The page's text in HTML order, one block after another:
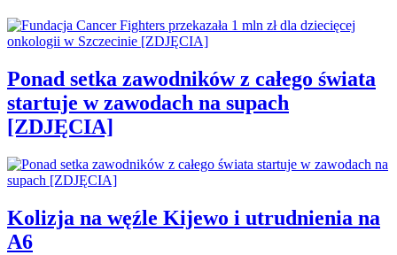
Ponad setka zawodników z całego świata
startuje w zawodach na supach
[ZDJĘCIA]
Kolizja na węźle Kijewo i utrudnienia na
A6